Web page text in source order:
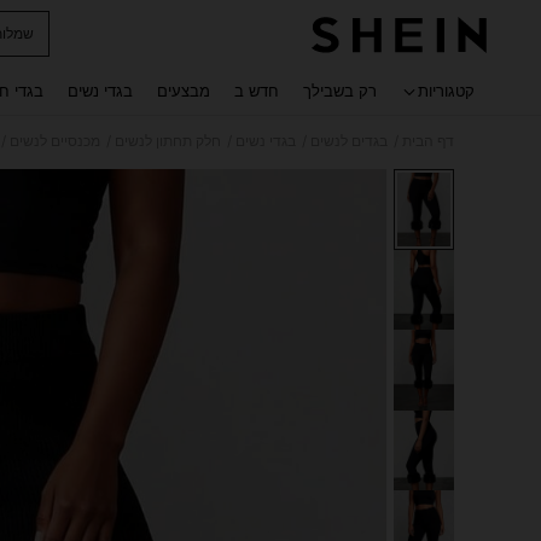
קטגוריות רק בשבילך חדש ב מבצעים בגדי נשים בגדי